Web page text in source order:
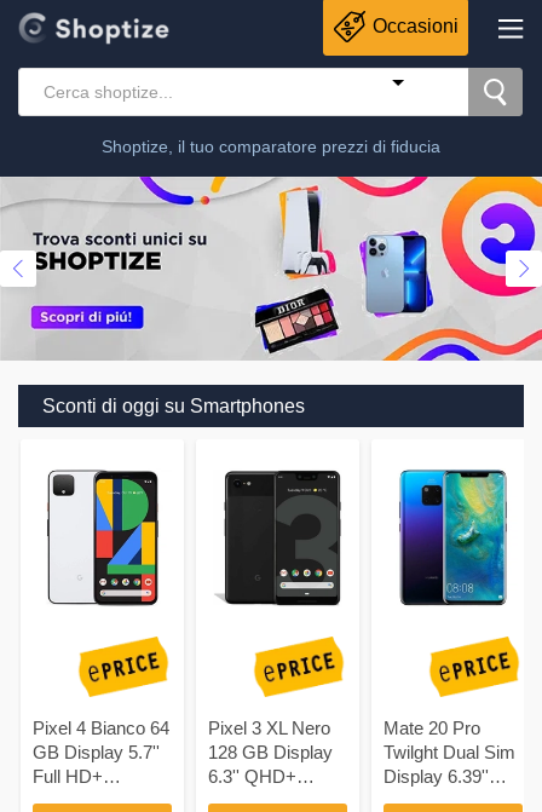
Occasioni
Shoptize, il tuo comparatore prezzi di fiducia
Sconti di oggi su Smartphones
Pixel 4 Bianco 64
GB Display 5.7''
Full HD+
Fotocamera 16
Pixel 3 XL Nero
128 GB Display
6.3'' QHD+
Fotocamera 12.2
Mate 20 Pro
Twilght Dual Sim
Display 6.39''
QHD+ Octa Core